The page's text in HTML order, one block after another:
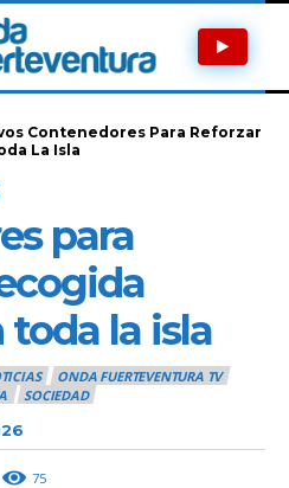
Contenedores Para Reforzar
La Isla
para
la isla
ONDA FUERTEVENTURA TV
SOCIEDAD
75